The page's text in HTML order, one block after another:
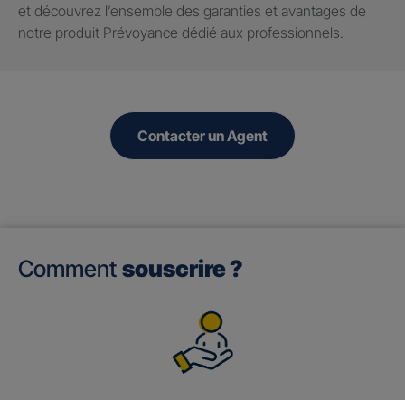
et découvrez l’ensemble des garanties et avantages de
notre produit Prévoyance dédié aux professionnels.
Contacter un Agent
Comment souscrire ?